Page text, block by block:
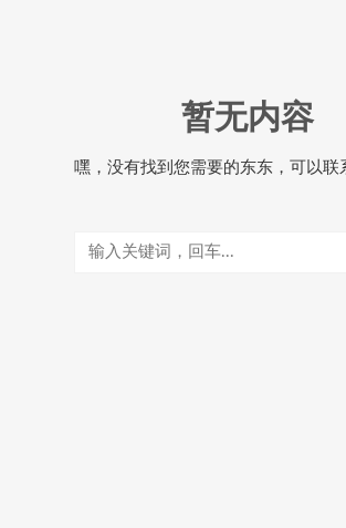
暂无内容
嘿，没有找到您需要的东东，可以联